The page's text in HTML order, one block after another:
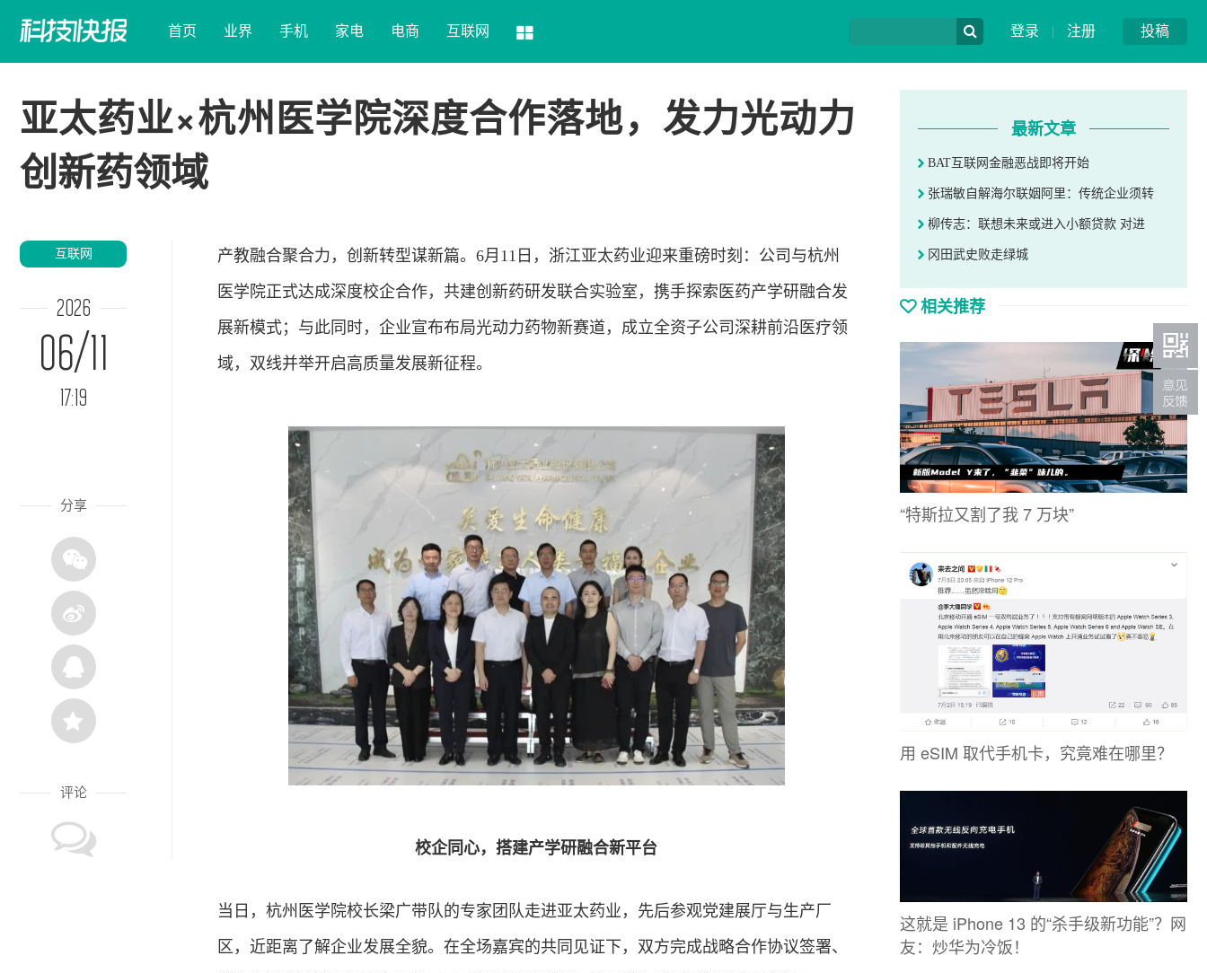
投稿
登录 | 注册
首页 业界 手机 家电 电商 互联网
亚太药业×杭州医学院深度合作落地，发力光动力
创新药领域
互联网
2026
06/11
17:19
分享
评论
产教融合聚合力，创新转型谋新篇。6月11日，浙江亚太药业迎来重磅时刻：公司与杭州
医学院正式达成深度校企合作，共建创新药研发联合实验室，携手探索医药产学研融合发
展新模式；与此同时，企业宣布布局光动力药物新赛道，成立全资子公司深耕前沿医疗领
域，双线并举开启高质量发展新征程。
校企同心，搭建产学研融合新平台
当日，杭州医学院校长梁广带队的专家团队走进亚太药业，先后参观党建展厅与生产厂
区，近距离了解企业发展全貌。在全场嘉宾的共同见证下，双方完成战略合作协议签署、
最新文章
BAT互联网金融恶战即将开始
张瑞敏自解海尔联姻阿里：传统企业须转
柳传志：联想未来或进入小额贷款 对进
冈田武史败走绿城
相关推荐
“特斯拉又割了我 7 万块”
用 eSIM 取代手机卡，究竟难在哪里？
这就是 iPhone 13 的“杀手级新功能”？网
友：炒华为冷饭！